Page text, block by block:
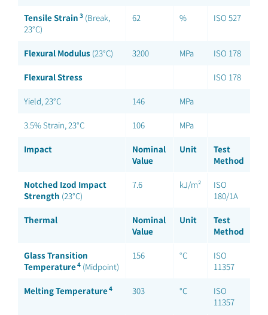
Tensile Strain 3 (Break,
23°C)
62 % ISO 527
Flexural Modulus (23°C) 3200 MPa ISO 178
Flexural Stress ISO 178
Yield, 23°C 146 MPa
3.5% Strain, 23°C 106 MPa
Impact
Nominal
Value
Unit
Test
Method
Notched Izod Impact
Strength (23°C)
7.6 kJ/m²
ISO
180/1A
Thermal
Nominal
Value
Unit
Test
Method
Glass Transition
Temperature4 (Midpoint)
156 °C
ISO
11357
Melting Temperature4 303 °C
ISO
11357